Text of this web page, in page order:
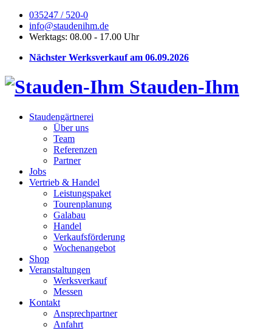
035247 / 520-0
info@staudenihm.de
Werktags: 08.00 - 17.00 Uhr
Nächster Werksverkauf am 06.09.2026
Stauden-Ihm
Staudengärtnerei
Über uns
Team
Referenzen
Partner
Jobs
Vertrieb & Handel
Leistungspaket
Tourenplanung
Galabau
Handel
Verkaufsförderung
Wochenangebot
Shop
Veranstaltungen
Werksverkauf
Messen
Kontakt
Ansprechpartner
Anfahrt